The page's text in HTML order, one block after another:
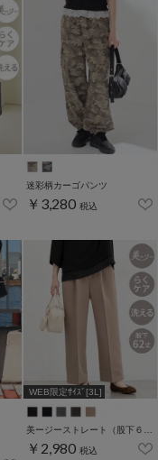
迷彩柄カーゴパンツ
￥3,280 税込
WEB限定ｻｲｽﾞ[3L]
￥2,980 税込